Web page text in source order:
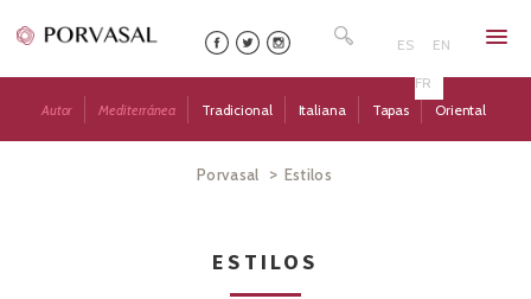
to
ES EN
FR
Autor Mediterránea Tradicional Italiana Tapas Oriental
Porvasal > Estilos
ESTILOS